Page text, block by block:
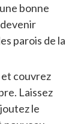
bonne
parois de la
et couvrez
Laissez
le